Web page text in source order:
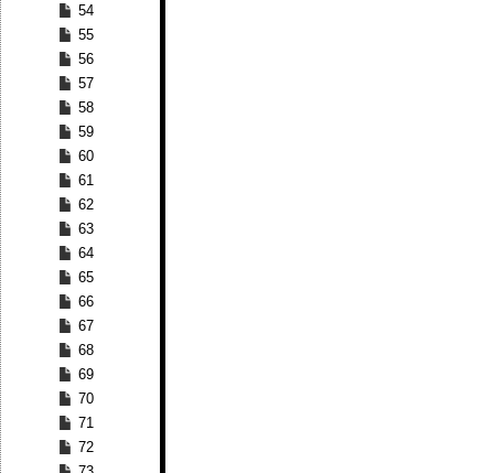
54
55
56
57
58
59
60
61
62
63
64
65
66
67
68
69
70
71
72